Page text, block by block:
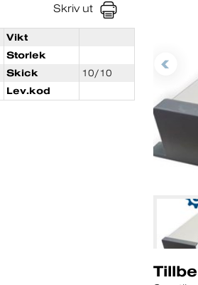
Skriv ut
Vikt
Storlek
Skick
10/10
Lev.kod